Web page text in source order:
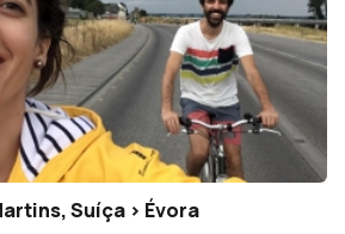
Suíça > Évora